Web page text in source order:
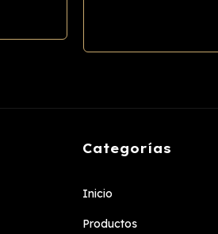
Categorías
Inicio
Productos